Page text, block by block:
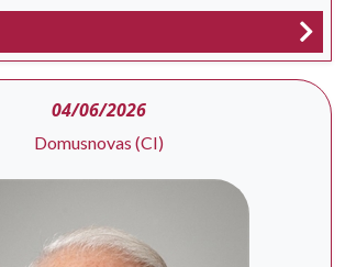
04/06/2026
Domusnovas (CI)